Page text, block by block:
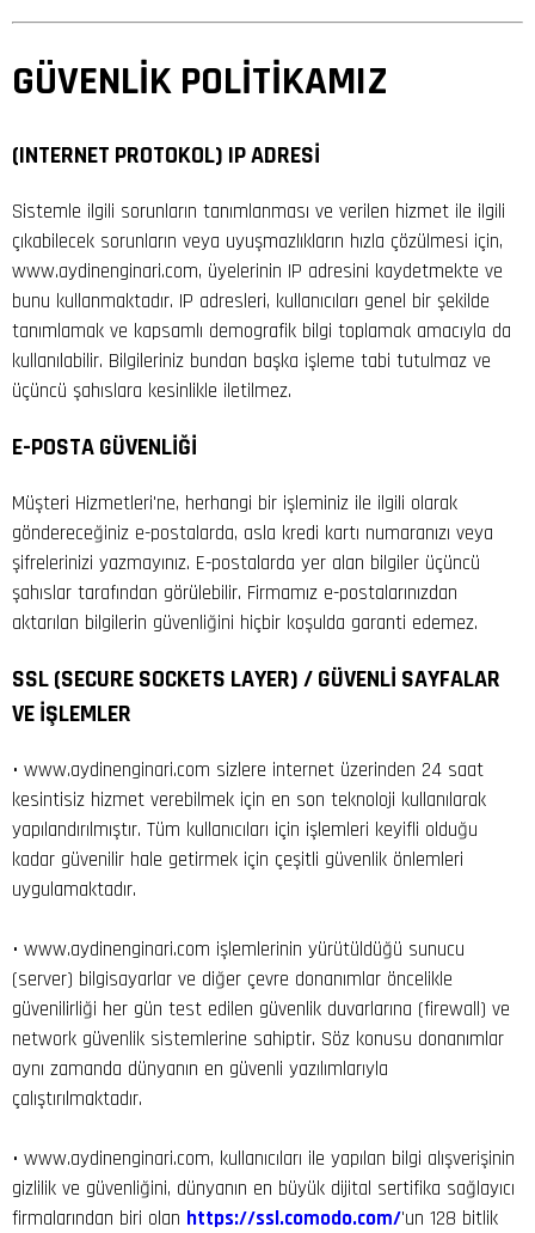
GÜVENLİK POLİTİKAMIZ
(INTERNET PROTOKOL) IP ADRESİ
Sistemle ilgili sorunların tanımlanması ve verilen hizmet ile ilgili
çıkabilecek sorunların veya uyuşmazlıkların hızla çözülmesi için,
www.aydinenginari.com, üyelerinin IP adresini kaydetmekte ve
bunu kullanmaktadır. IP adresleri, kullanıcıları genel bir şekilde
tanımlamak ve kapsamlı demografik bilgi toplamak amacıyla da
kullanılabilir. Bilgileriniz bundan başka işleme tabi tutulmaz ve
üçüncü şahıslara kesinlikle iletilmez.
E-POSTA GÜVENLİĞİ
Müşteri Hizmetleri'ne, herhangi bir işleminiz ile ilgili olarak
göndereceğiniz e-postalarda, asla kredi kartı numaranızı veya
şifrelerinizi yazmayınız. E-postalarda yer alan bilgiler üçüncü
şahıslar tarafından görülebilir. Firmamız e-postalarınızdan
aktarılan bilgilerin güvenliğini hiçbir koşulda garanti edemez.
SSL (SECURE SOCKETS LAYER) / GÜVENLİ SAYFALAR
VE İŞLEMLER
• www.aydinenginari.com sizlere internet üzerinden 24 saat
kesintisiz hizmet verebilmek için en son teknoloji kullanılarak
yapılandırılmıştır. Tüm kullanıcıları için işlemleri keyifli olduğu
kadar güvenilir hale getirmek için çeşitli güvenlik önlemleri
uygulamaktadır.
• www.aydinenginari.com işlemlerinin yürütüldüğü sunucu
(server) bilgisayarlar ve diğer çevre donanımlar öncelikle
güvenilirliği her gün test edilen güvenlik duvarlarına (firewall) ve
network güvenlik sistemlerine sahiptir. Söz konusu donanımlar
aynı zamanda dünyanın en güvenli yazılımlarıyla
çalıştırılmaktadır.
• www.aydinenginari.com, kullanıcıları ile yapılan bilgi alışverişinin
gizlilik ve güvenliğini, dünyanın en büyük dijital sertifika sağlayıcı
firmalarından biri olan https://ssl.comodo.com/'un 128 bitlik